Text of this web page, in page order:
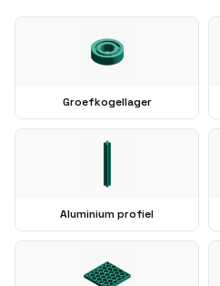
Groefkogellager
Aluminium profiel